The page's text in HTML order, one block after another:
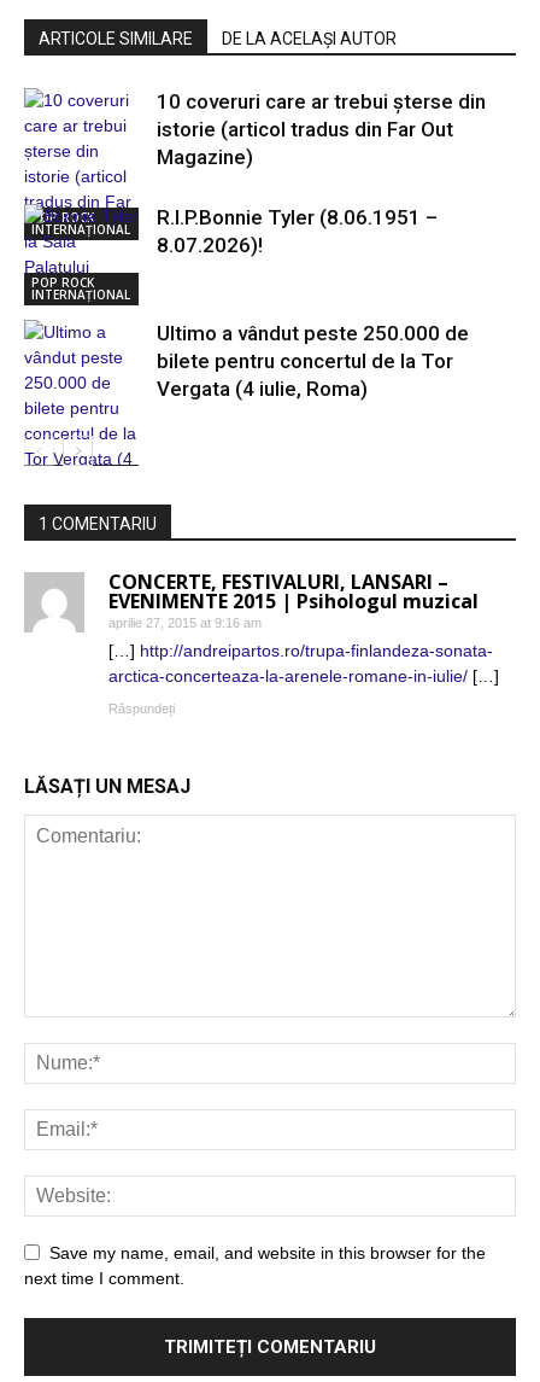
ARTICOLE SIMILARE DE LA ACELAȘI AUTOR
POP ROCK
INTERNAȚIONAL
10 coveruri care ar trebui șterse din
istorie (articol tradus din Far Out
Magazine)
POP ROCK
INTERNAȚIONAL
R.I.P.Bonnie Tyler (8.06.1951 –
8.07.2026)!
Ultimo a vândut peste 250.000 de
bilete pentru concertul de la Tor
Vergata (4 iulie, Roma)
1 COMENTARIU
CONCERTE, FESTIVALURI, LANSARI –
EVENIMENTE 2015 | Psihologul muzical
aprilie 27, 2015 at 9:16 am
[…] http://andreipartos.ro/trupa-finlandeza-sonata-
arctica-concerteaza-la-arenele-romane-in-iulie/ […]
Răspundeți
LĂSAȚI UN MESAJ
Save my name, email, and website in this browser for the
next time I comment.